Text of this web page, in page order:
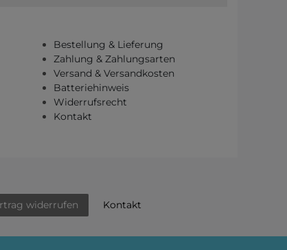
Bestellung & Lieferung
Zahlung & Zahlungsarten
Versand & Versandkosten
Batteriehinweis
Widerrufsrecht
Kontakt
widerrufen Kontakt